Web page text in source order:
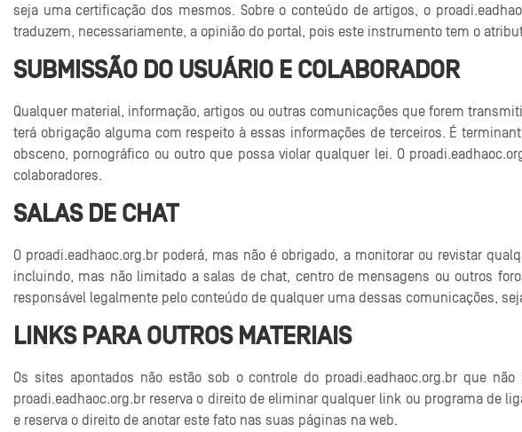
seja uma certificação dos mesmos. Sobre o conteúdo de artigos, o
traduzem, necessariamente, a opinião do portal, pois este instrumento tem o
SUBMISSÃO DO USUÁRIO E COLABORADOR
Qualquer material, informação, artigos ou outras comunicações que forem
terá obrigação alguma com respeito à essas informações de terceiros. É
obsceno, pornográfico ou outro que possa violar qualquer lei. O
colaboradores.
SALAS DE CHAT
O proadi.eadhaoc.org.br poderá, mas não é obrigado, a monitorar ou revistar
incluindo, mas não limitado a salas de chat, centro de mensagens ou outros
responsável legalmente pelo conteúdo de qualquer uma dessas comunicações,
LINKS PARA OUTROS MATERIAIS
Os sites apontados não estão sob o controle do proadi.eadhaoc.org.br que
proadi.eadhaoc.org.br reserva o direito de eliminar qualquer link ou programa de
e reserva o direito de anotar este fato nas suas páginas na web.